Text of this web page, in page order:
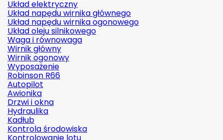
Układ elektryczny
Układ napędu wirnika głównego
Układ napędu wirnika ogonowego
Układ oleju silnikowego
Waga i równowaga
Wirnik główny
Wirnik ogonowy
Wyposażenie
Robinson R66
Autopilot
Awionika
Drzwi i okna
Hydraulika
Kadłub
Kontrola środowiska
Kontrolowanie lotu